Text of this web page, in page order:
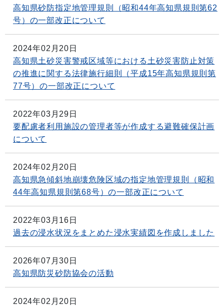
高知県砂防指定地管理規則（昭和44年高知県規則第62
号）の一部改正について
2024年02月20日
高知県土砂災害警戒区域等における土砂災害防止対策
の推進に関する法律施行細則（平成15年高知県規則第
77号）の一部改正について
2022年03月29日
要配慮者利用施設の管理者等が作成する避難確保計画
について
2024年02月20日
高知県急傾斜地崩壊危険区域の指定地管理規則（昭和
44年高知県規則第68号）の一部改正について
2022年03月16日
過去の浸水状況をまとめた浸水実績図を作成しました
2026年07月30日
高知県防災砂防協会の活動
2024年02月20日